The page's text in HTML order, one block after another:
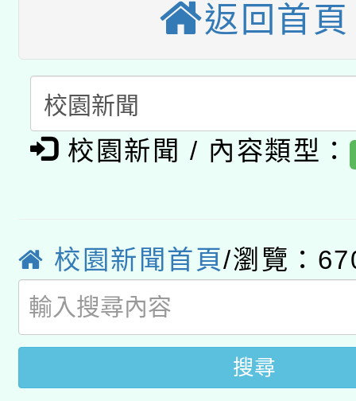
公告之原住民族歲時祭
一案。
兒童少年暑期犯罪預防
答一案
有關本府115年70歲以
人員健康講座「吃得安
心」，鼓勵退休同仁踴
本校115學年度第2次
招甄選結果公告(無人
適應運動共學行動站研
本館辦理115年度閱讀
礎課程
A3數位素養講師名單
返回首頁
校園新聞 / 內容類型：
校園新聞首頁/瀏覽：
搜尋